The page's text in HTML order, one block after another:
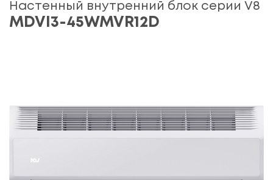
Настенный внутренний блок серии V8
MDVI3-45WMVR12D